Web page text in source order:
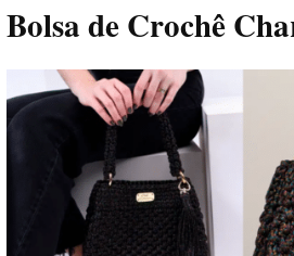
Bolsa de Crochê